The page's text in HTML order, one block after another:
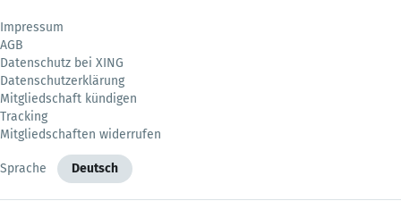
Impressum
AGB
Datenschutz bei XING
Datenschutzerklärung
Mitgliedschaft kündigen
Tracking
Mitgliedschaften widerrufen
Sprache Deutsch